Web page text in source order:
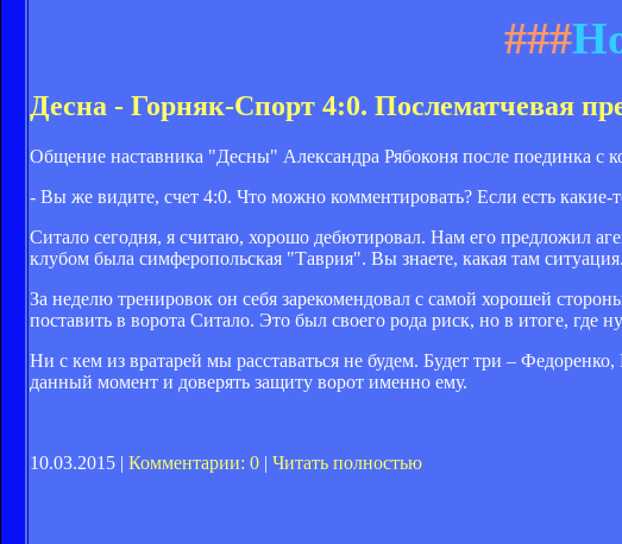
###
Десна - Горняк-Спорт 4:0. Послематчевая
Общение наставника "Десны" Александра Рябоконя после поединка с
- Вы же видите, счет 4:0. Что можно комментировать? Если есть какие-
Ситало сегодня, я считаю, хорошо дебютировал. Нам его предложил
клубом была симферопольская "Таврия". Вы знаете, какая там
За неделю тренировок он себя зарекомендовал с самой хорошей
поставить в ворота Ситало. Это был своего рода риск, но в итоге, где
Ни с кем из вратарей мы расставаться не будем. Будет три –
данный момент и доверять защиту ворот именно ему.
10.03.2015 | Комментарии: 0 | Читать полностью